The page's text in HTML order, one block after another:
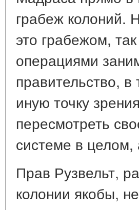
грабеж колоний.
это грабежом,
операциями
правительство,
иную точку
пересмотреть
системе в целом,
Прав Рузвельт,
колонии якобы,